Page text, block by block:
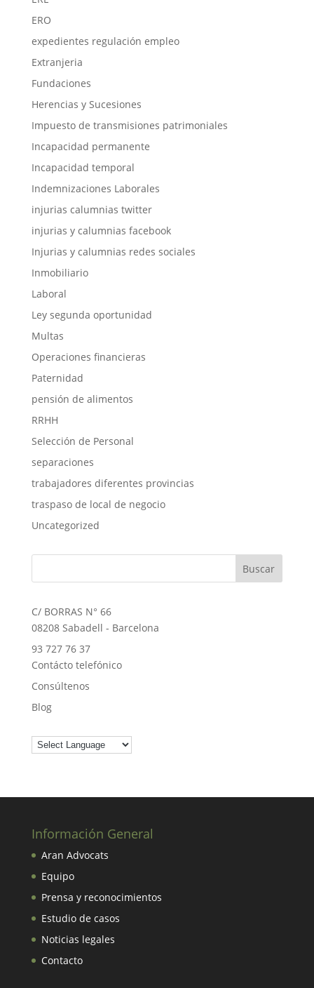
ERO
expedientes regulación empleo
Extranjeria
Fundaciones
Herencias y Sucesiones
Impuesto de transmisiones patrimoniales
Incapacidad permanente
Incapacidad temporal
Indemnizaciones Laborales
injurias calumnias twitter
injurias y calumnias facebook
Injurias y calumnias redes sociales
Inmobiliario
Laboral
Ley segunda oportunidad
Multas
Operaciones financieras
Paternidad
pensión de alimentos
RRHH
Selección de Personal
separaciones
trabajadores diferentes provincias
traspaso de local de negocio
Uncategorized
C/ BORRAS N° 66
08208 Sabadell - Barcelona
93 727 76 37
Contácto telefónico
Consúltenos
Blog
Información General
Aran Advocats
Equipo
Prensa y reconocimientos
Estudio de casos
Noticias legales
Contacto